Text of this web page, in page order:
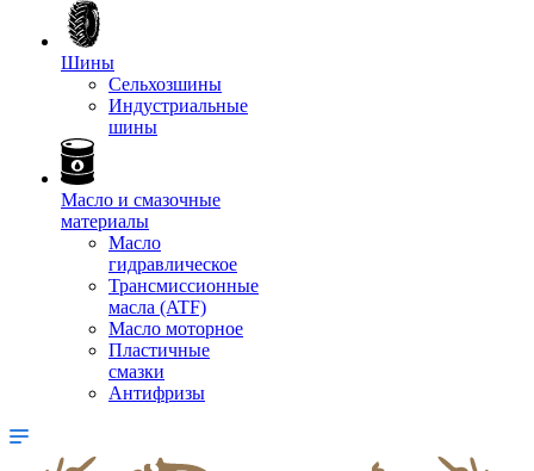
Шины
Сельхозшины
Индустриальные
шины
Масло и смазочные
материалы
Масло
гидравлическое
Трансмиссионные
масла (ATF)
Масло моторное
Пластичные
смазки
Антифризы